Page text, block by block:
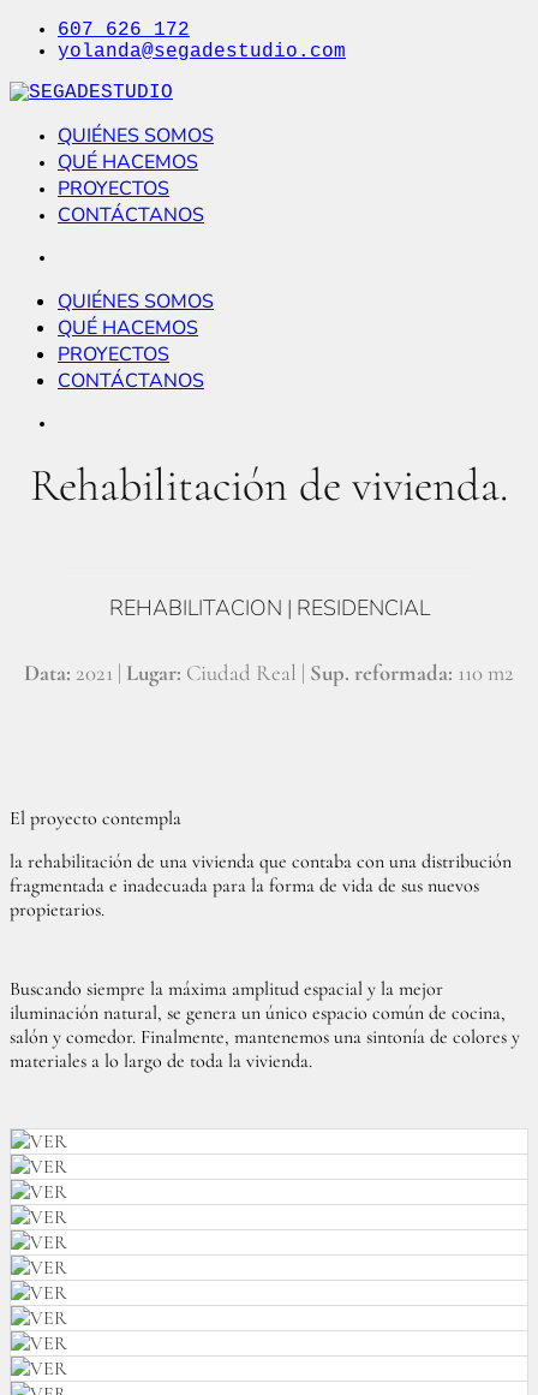
607 626 172
yolanda@segadestudio.com
SEGADESTUDIO
Arquitectura Interior
QUIÉNES SOMOS
QUÉ HACEMOS
PROYECTOS
CONTÁCTANOS
QUIÉNES SOMOS
QUÉ HACEMOS
PROYECTOS
CONTÁCTANOS
Rehabilitación de vivienda.
REHABILITACION | RESIDENCIAL
Data: 2021 | Lugar: Ciudad Real | Sup. reformada: 110 m2
El proyecto contempla
la rehabilitación de una vivienda que contaba con una distribución
fragmentada e inadecuada para la forma de vida de sus nuevos
propietarios.
Buscando siempre la máxima amplitud espacial y la mejor
iluminación natural, se genera un único espacio común de cocina,
salón y comedor. Finalmente, mantenemos una sintonía de colores y
materiales a lo largo de toda la vivienda.